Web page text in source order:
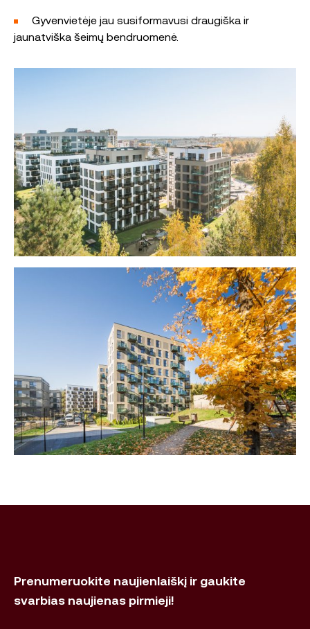
Gyvenvietėje jau susiformavusi draugiška ir
jaunatviška šeimų bendruomenė.
Prenumeruokite naujienlaiškį ir gaukite
svarbias naujienas pirmieji!